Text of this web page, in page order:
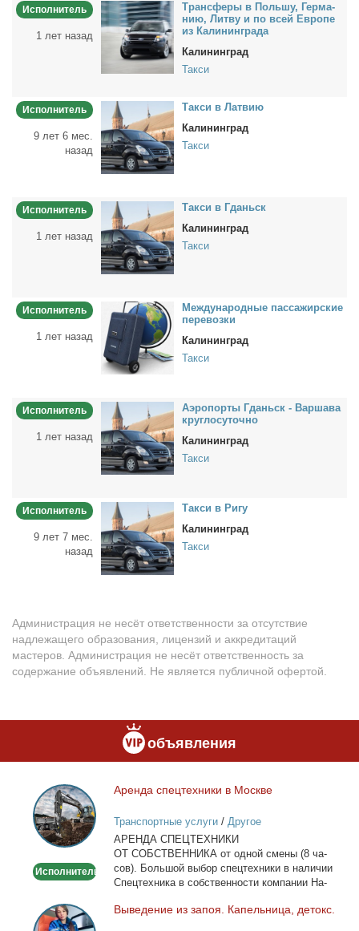
Исполнитель
1 лет назад
Транс­фе­ры в Поль­шу, Гер­ма­
нию, Лит­ву и по всей Ев­ро­пе
из Ка­ли­нин­гра­да
Калининград
Такси
Исполнитель
9 лет 6 мес.
назад
Так­си в Лат­вию
Калининград
Такси
Исполнитель
1 лет назад
Так­си в Гданьск
Калининград
Такси
Исполнитель
1 лет назад
Меж­ду­на­род­ные пас­са­жир­ские
пе­ре­воз­ки
Калининград
Такси
Исполнитель
1 лет назад
Аэро­пор­ты Гданьск - Вар­ша­ва
круг­ло­су­точ­но
Калининград
Такси
Исполнитель
9 лет 7 мес.
назад
Так­си в Ри­гу
Калининград
Такси
Администрация не несёт ответственности за отсутствие
надлежащего образования, лицензий и аккредитаций
мастеров. Администрация не несёт ответственность за
содержание объявлений. Не является публичной офертой.
объявления
Аренда
спецтехники
в
Москве
Исполнитель
Арен­да спец­тех­ни­ки в Москве
Транспортные услуги/ Другое
АРЕНДА СПЕЦТЕХНИКИ
ОТ СОБСТВЕННИКА от од­ной сме­ны (8 ча­
сов). Боль­шой вы­бор спец­тех­ни­ки в на­ли­чии
Спец­тех­ни­ка в соб­ствен­но­сти ком­па­нии На­
Выведение
Вы­ве­де­ние из за­поя. Ка­пель­ни­ца, де­токс.